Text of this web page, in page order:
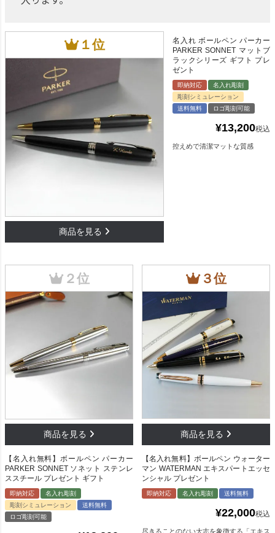
名入れ ボールペン パーカー
PARKER SONNET マットブ
ラックシリーズ ギフト プレ
ゼント
即納対応
名入れ彫刻
彫刻シミュレーション
送料無料
ロゴ彫刻可能
¥13,200税込
控えめで清潔マットな質感
【名入れ無料】ボールペン パーカー
PARKER SONNET ソネット ステンレ
ススチール プレゼント ギフト
即納対応
名入れ彫刻
彫刻シミュレーション
送料無料
ロゴ彫刻可能
【名入れ無料】ボールペン ウォーター
マン WATERMAN エキスパートエッセ
ンシャル プレゼント
即納対応 名入れ彫刻 送料無料
¥22,000税込
尽きることのない大志を象徴する「エキス